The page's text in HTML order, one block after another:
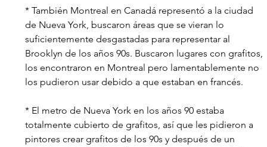
* También Montreal en Canadá representó a la ciudad
de Nueva York, buscaron áreas que se vieran lo
suficientemente desgastadas para representar al
Brooklyn de los años 90s. Buscaron lugares con grafitos,
los encontraron en Montreal pero lamentablemente no
los pudieron usar debido a que estaban en francés.
* El metro de Nueva York en los años 90 estaba
totalmente cubierto de grafitos, así que les pidieron a
pintores crear grafitos de los 90s y después de un